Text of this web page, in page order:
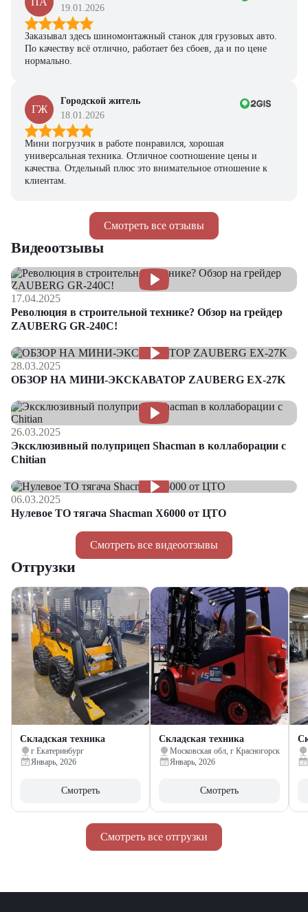
Смотреть все отзывы
19.01.2026
Заказывал здесь шиномонтажный станок для грузовых авто.
По качеству всё отлично, работает без сбоев, да и по цене
нормально.
ГЖ
Городской житель
18.01.2026
Мини погрузчик в работе понравился, хорошая
универсальная техника. Отличное соотношение цены и
качества. Отдельный плюс это внимательное отношение к
клиентам.
Смотреть все видеоотзывы
Видеоотзывы
17.04.2025
Революция в строительной технике? Обзор на грейдер
ZAUBERG GR-240C!
28.03.2025
ОБЗОР НА МИНИ-ЭКСКАВАТОР ZAUBERG EX-27K
26.03.2025
Эксклюзивный полуприцеп Shacman в коллаборации с
Chitian
06.03.2025
Нулевое ТО тягача Shacman Х6000 от ЦТО
Смотреть все отгрузки
Отгрузки
Складская техника
г Екатеринбург
Январь, 2026
Смотреть
Складская техника
Московская обл, г Красногорск
Январь, 2026
Смотреть